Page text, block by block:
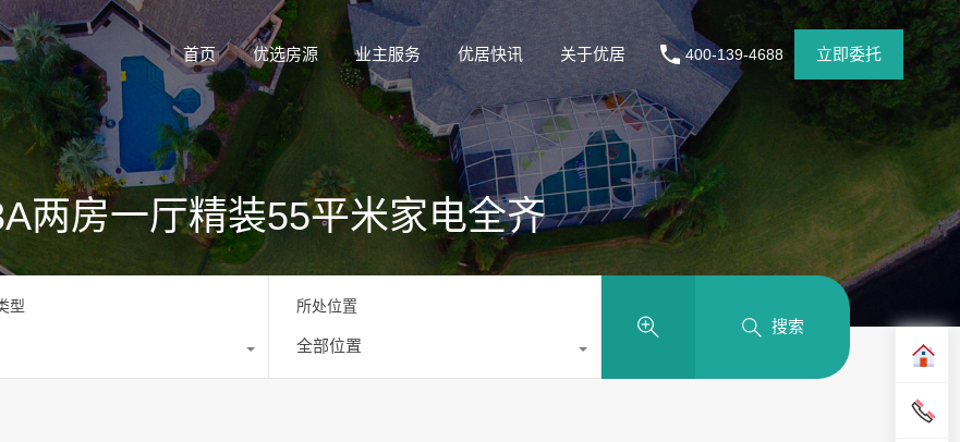
首页 优选房源 业主服务 优居快讯 关于优居 400-139-4688 立即委托
两房一厅精装55平米家电全齐
型 所处位置
全部位置
搜索